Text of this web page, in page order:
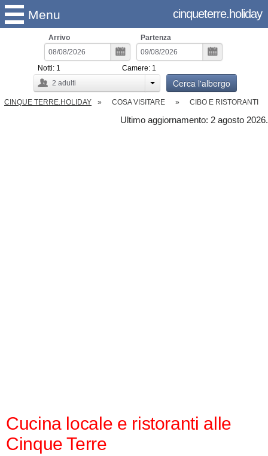
Menu cinqueterre.holiday
Arrivo Partenza
2 adulti
Notti: 1 Camere: 1
Cerca l'albergo
CINQUE TERRE.HOLIDAY COSA VISITARE CIBO E RISTORANTI
Ultimo aggiornamento: 2 agosto 2026.
Cucina locale e ristoranti alle
Cinque Terre